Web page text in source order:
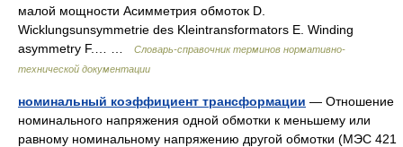
малой мощности Асимметрия обмоток D.
Wicklungsunsymmetrie des Kleintransformators E. Winding
asymmetry F.… …
Словарь-справочник терминов нормативно-
технической документации
номинальный коэффициент трансформации — Отношение
номинального напряжения одной обмотки к меньшему или
равному номинальному напряжению другой обмотки (МЭС 421